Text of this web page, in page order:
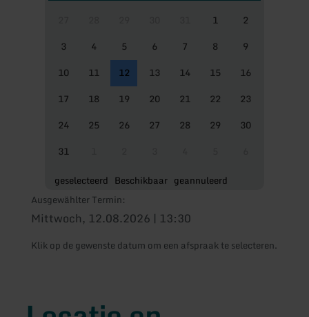
1
2
3
4 5 6 7 8
9
10
11 12 13 14 15
16
17
18 19 20 21 22
23
24
25 26 27 28 29
30
31
geselecteerd Beschikbaar geannuleerd
Ausgewählter Termin:
Mittwoch, 12.08.2026 | 13:30
Klik op de gewenste datum om een afspraak te selecteren.